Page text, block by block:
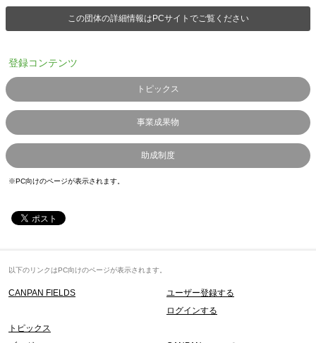
この団体の詳細情報はPCサイトでご覧ください
登録コンテンツ
トピックス
事業成果物
助成制度
※PC向けのページが表示されます。
以下のリンクはPC向けのページが表示されます。
CANPAN FIELDS
ユーザー登録する
ログインする
トピックス